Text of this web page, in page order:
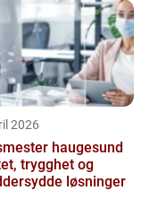
2026
haugesund
trygghet og
løsninger